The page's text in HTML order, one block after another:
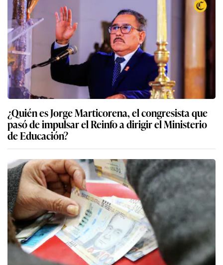
¿Quién es Jorge Marticorena, el congresista que
pasó de impulsar el Reinfo a dirigir el Ministerio
de Educación?